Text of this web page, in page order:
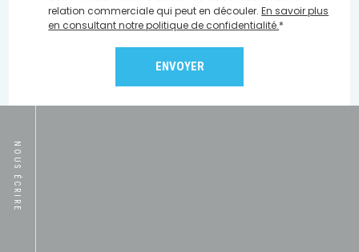
relation commerciale qui peut en découler.En savoir plus
en consultant notre politique de confidentialité.*
NOUS ÉCRIRE